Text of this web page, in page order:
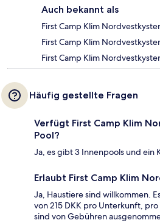
Auch bekannt als
First Camp Klim
First Camp Klim
First Camp Klim
Häufig gestellte Fragen
Verfügt First Camp Klim
Pool?
Ja, es gibt 3 Innenpools und ein
Erlaubt First Camp Klim
Ja, Haustiere sind willkommen.
von 215 DKK pro Unterkunft,
sind von Gebühren